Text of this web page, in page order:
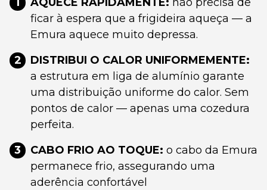
1 AQUECE RAPIDAMENTE: não precisa de
ficar à espera que a frigideira aqueça — a
Emura aquece muito depressa.
2
DISTRIBUI O CALOR UNIFORMEMENTE:
a estrutura em liga de alumínio garante
uma distribuição uniforme do calor. Sem
pontos de calor — apenas uma cozedura
perfeita.
3
CABO FRIO AO TOQUE: o cabo da Emura
permanece frio, assegurando uma
aderência confortável